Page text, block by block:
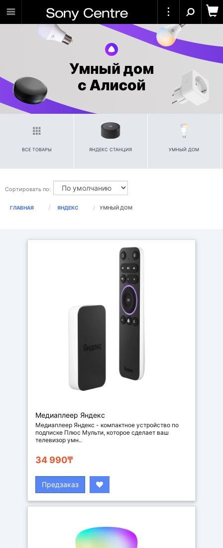
ВСЕ ТОВАРЫ ЯНДЕКС СТАНЦИЯ УМНЫЙ ДОМ
Сортировать по:
ГЛАВНАЯ ЯНДЕКС УМНЫЙ ДОМ
Медиаплеер Яндекс
Медиаплеер Яндекс - компактное устройство по
подписке Плюс Мульти, которое сделает ваш
телевизор умн..
34 990₸
Предзаказ